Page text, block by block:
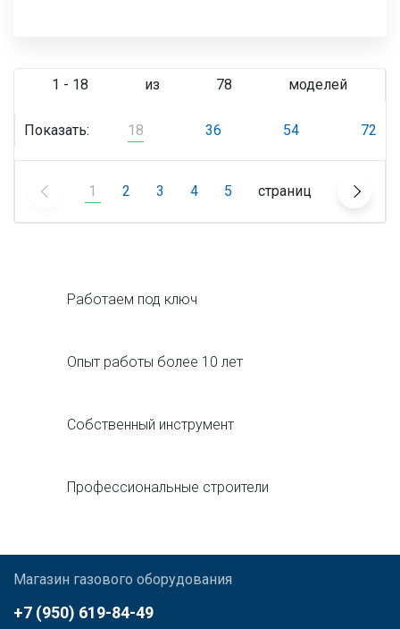
1 - 18 из 78 моделей
Показать: 18 36 54 72
1 2 3 4 5 страниц
Работаем под ключ
Опыт работы более 10 лет
Собственный инструмент
Профессиональные строители
Магазин газового оборудования
+7 (950) 619-84-49